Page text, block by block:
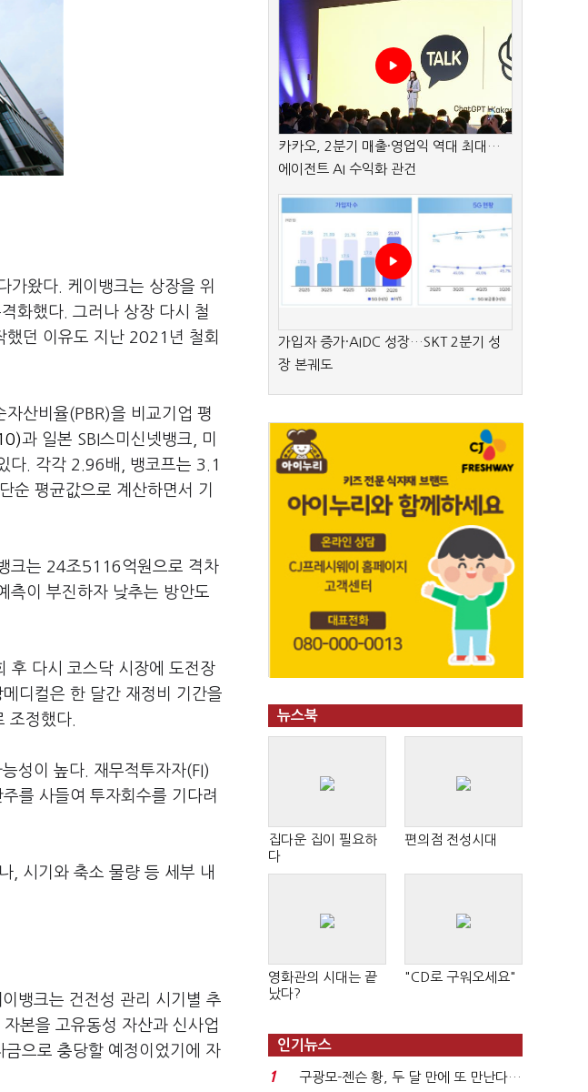
가왔다. 케이뱅크는 상장을 위
화했다. 그러나 상장 다시 철
했던 이유도 지난 2021년 철회
산비율(PBR)을 비교기업 평
과 일본 SBI스미신넷뱅크, 미
다. 각각 2.96배, 뱅코프는 3.1
순 평균값으로 계산하면서 기
크는 24조5116억원으로 격차
이 부진하자 낮추는 방안도
후 다시 코스닥 시장에 도전장
디컬은 한 달간 재정비 기간을
조정했다.
성이 높다. 재무적투자자(FI)
를 사들여 투자회수를 기다려
, 시기와 축소 물량 등 세부 내
뱅크는 건전성 관리 시기별 추
본을 고유동성 자산과 신사업
으로 충당할 예정이었기에 자
카카오, 2분기 매출·영업익 역대 최대…
에이전트 AI 수익화 관건
가입자 증가·AIDC 성장…SKT 2분기 성
장 본궤도
뉴스북
집다운 집이 필요하
다
편의점 전성시대
영화관의 시대는 끝
났다?
"CD로 구워오세요"
인기뉴스
1
구광모-젠슨 황, 두 달 만에 또 만난다…